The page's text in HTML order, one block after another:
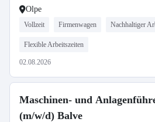
Olpe
Vollzeit Firmenwagen Nachhaltiger
Flexible Arbeitszeiten
02.08.2026
Maschinen- und
(m/w/d) Balve